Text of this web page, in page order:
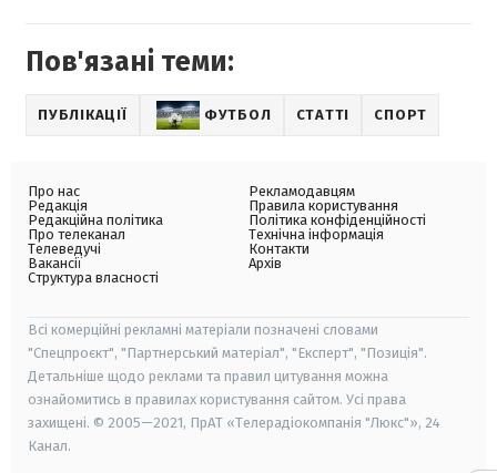
Пов'язані теми:
ПУБЛІКАЦІЇ ФУТБОЛ СТАТТІ СПОРТ
Про нас
Редакція
Редакційна політика
Про телеканал
Телеведучі
Вакансії
Структура власності
Рекламодавцям
Правила користування
Політика конфіденційності
Технічна інформація
Контакти
Архів
Всі комерційні рекламні матеріали позначені словами
"Спецпроєкт", "Партнерський матеріал", "Експерт", "Позиція".
Детальніше щодо реклами та правил цитування можна
ознайомитись в правилах користування сайтом. Усі права
захищені. © 2005—2021, ПрАТ «Телерадіокомпанія "Люкс"», 24
Канал.